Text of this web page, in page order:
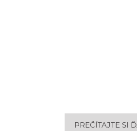
PREČÍTAJTE SI